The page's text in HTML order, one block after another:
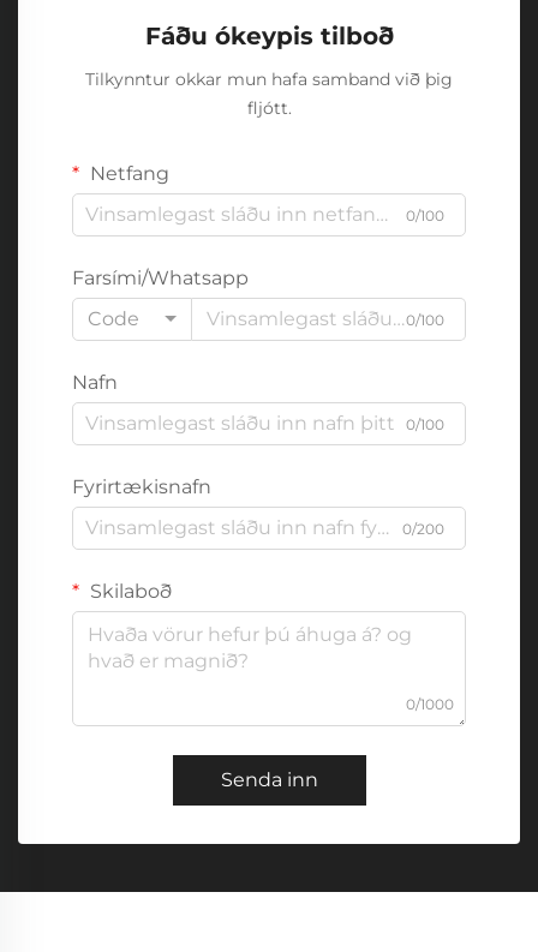
Fáðu ókeypis tilboð
Tilkynntur okkar mun hafa samband við þig
fljótt.
Netfang
0/100
Farsími/Whatsapp
Code
0/100
Nafn
0/100
Fyrirtækisnafn
0/200
Skilaboð
0/1000
Senda inn